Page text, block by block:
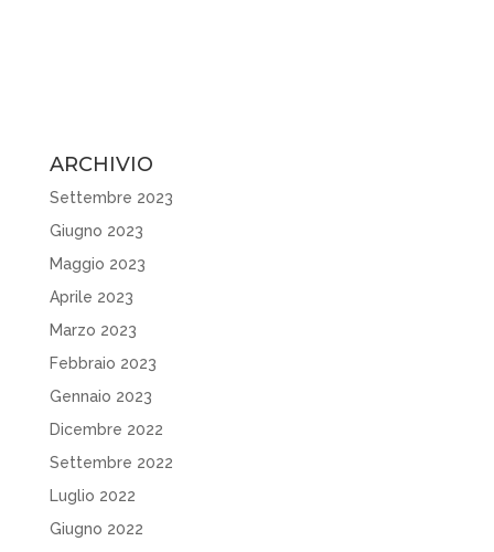
ARCHIVIO
Settembre 2023
Giugno 2023
Maggio 2023
Aprile 2023
Marzo 2023
Febbraio 2023
Gennaio 2023
Dicembre 2022
Settembre 2022
Luglio 2022
Giugno 2022